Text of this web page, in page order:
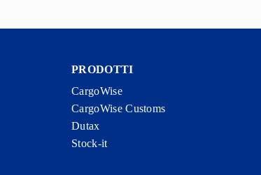
PRODOTTI
CargoWise
CargoWise Customs
Dutax
Stock-it